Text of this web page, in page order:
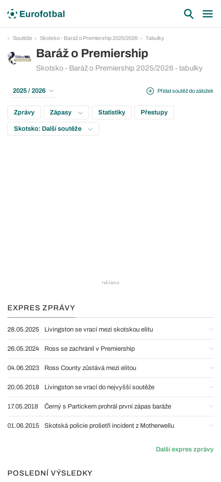
Soutěže Skotsko - Baráž o Premiership 2025/2026 Tabulky
Baráž o Premiership
Skotsko - Baráž o Premiership 2025/2026 - tabulky
Přidat soutěž do záložek
2025 / 2026
Zprávy Zápasy Statistiky Přestupy
Skotsko: Další soutěže
EXPRES ZPRÁVY
28.05.2025 Livingston se vrací mezi skotskou elitu
26.05.2024 Ross se zachránil v Premiership
04.06.2023 Ross County zůstává mezi elitou
20.05.2018 Livingston se vrací do nejvyšší soutěže
17.05.2018 Černý s Partickem prohrál první zápas baráže
01.06.2015 Skotská policie prošetří incident z Motherwellu
Další expres zprávy
POSLEDNÍ VÝSLEDKY